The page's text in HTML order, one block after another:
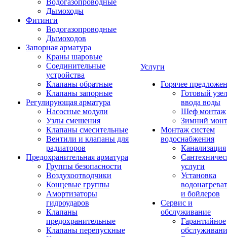
Водогазопроводные
Дымоходы
Фитинги
Водогазопроводные
Дымоходов
Запорная арматура
Краны шаровые
Соединительные
устройства
Клапаны обратные
Клапаны запорные
Регулирующая арматура
Насосные модули
Узлы смешения
Клапаны смесительные
Вентили и клапаны для
радиаторов
Предохранительная арматура
Группы безопасности
Воздухоотводчики
Концевые группы
Амортизаторы
гидроударов
Клапаны
предохранительные
Клапаны перепускные
Услуги
Горячее
Готовый узел
ввода воды
Шеф монтаж
Зимний
Монтаж систем
водоснабжения
Канализация
услуги
Установка
и бойлеров
Сервис и
обслуживание
Гарантийное